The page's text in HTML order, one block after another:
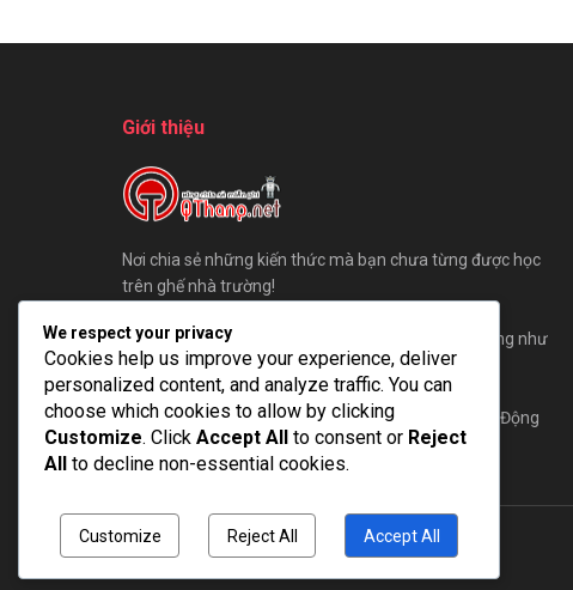
Giới thiệu
Nơi chia sẻ những kiến thức mà bạn chưa từng được học
trên ghế nhà trường!
Chúng tôi sẵn sàng đón những ý kiến đóng góp, cũng như
bài viết của các bạn gửi đến QThang.
Hãy cùng QThang xây dựng một cộng đồng AE Tự Động
Hoá lớn mạnh nhất!
© 2025QThang Blog- Blog chia sẻ kiến thức miễn phí.
We respect your privacy
Cookies help us improve your experience, deliver
personalized content, and analyze traffic. You can
choose which cookies to allow by clicking
Customize. Click Accept All to consent or Reject
All
to decline non-essential cookies.
Customize Reject All Accept All